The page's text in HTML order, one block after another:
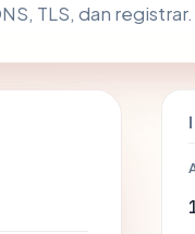
TLS, dan